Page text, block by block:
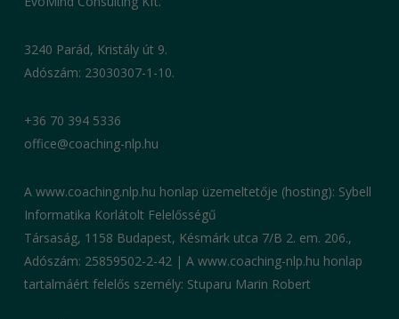
3240 Parád, Kristály út 9.
Adószám: 23030307-1-10.
+36 70 394 5336
office@coaching-nlp.hu
A www.coaching.nlp.hu honlap üzemeltetője (hosting): Sybell
Informatika Korlátolt Felelősségű
Társaság, 1158 Budapest, Késmárk utca 7/B 2. em. 206.,
Adószám: 25859502-2-42 | A www.coaching-nlp.hu honlap
tartalmáért felelős személy: Stuparu Marin Robert